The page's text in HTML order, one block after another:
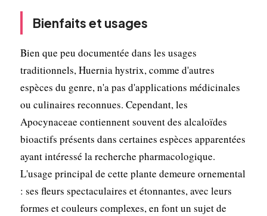
Bienfaits et usages
Bien que peu documentée dans les usages
traditionnels, Huernia hystrix, comme d'autres
espèces du genre, n'a pas d'applications médicinales
ou culinaires reconnues. Cependant, les
Apocynaceae contiennent souvent des alcaloïdes
bioactifs présents dans certaines espèces apparentées
ayant intéressé la recherche pharmacologique.
L'usage principal de cette plante demeure ornemental
: ses fleurs spectaculaires et étonnantes, avec leurs
formes et couleurs complexes, en font un sujet de